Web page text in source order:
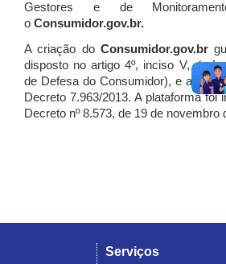
Gestores e de
o Consumidor.gov.br.
A criação do Consumidor.gov.br
disposto no artigo 4º, inciso V, da
de Defesa do Consumidor), e artigo
Decreto 7.963/2013. A plataforma foi
Decreto nº 8.573, de 19 de novembro
Serviços